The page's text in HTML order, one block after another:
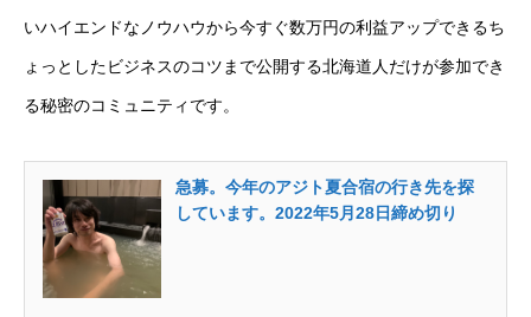
いハイエンドなノウハウから今すぐ数万円の利益アップできるち
ょっとしたビジネスのコツまで公開する北海道人だけが参加でき
る秘密のコミュニティです。
急募。今年のアジト夏合宿の行き先を探
しています。2022年5月28日締め切り